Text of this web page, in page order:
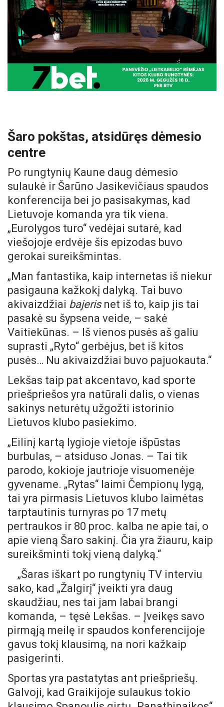
Šaro pokštas, atsidūręs dėmesio
centre
Po rungtynių Kaune daug dėmesio
sulaukė ir Šarūno Jasikevičiaus spaudos
konferencija bei jo pasisakymas, kad
Lietuvoje komanda yra tik viena.
„Eurolygos turo“ vedėjai sutarė, kad
viešojoje erdvėje šis epizodas buvo
gerokai sureikšmintas.
„Man fantastika, kaip internetas iš niekur
pasigauna kažkokį dalyką. Tai buvo
akivaizdžiai bajerisnet iš to, kaip jis tai
pasakė su šypsena veide, – sakė
Vaitiekūnas. – Iš vienos pusės aš galiu
suprasti „Ryto“ gerbėjus, bet iš kitos
pusės… Nu akivaizdžiai buvo pajuokauta.“
Lekšas taip pat akcentavo, kad sporte
priešpriešos yra natūrali dalis, o vienas
sakinys neturėtų užgožti istorinio
Lietuvos klubo pasiekimo.
„Eilinį kartą lygioje vietoje išpūstas
burbulas, – atsiduso Jonas. – Tai tik
parodo, kokioje jautrioje visuomenėje
gyvename. „Rytas“ laimi Čempionų lygą,
tai yra pirmasis Lietuvos klubo laimėtas
tarptautinis turnyras po 17 metų
pertraukos ir 80 proc. kalba ne apie tai, o
apie vieną Šaro sakinį. Čia yra žiauru, kaip
sureikšminti tokį vieną dalyką.“
„Šaras iškart po rungtynių TV interviu
sako, kad „Žalgirį“ įveikti yra daug
skaudžiau, nes tai jam labai brangi
komanda, – tęsė Lekšas. – Įveikęs savo
pirmąją meilę ir spaudos konferencijoje
gavus tokį klausimą, na nori kažkaip
pasigerinti.
Sportas yra pastatytas ant priešpriešų.
Galvoji, kad Graikijoje sulaukus tokio